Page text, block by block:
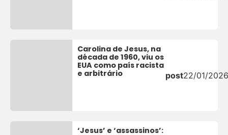
Carolina de Jesus, na
década de 1960, viu os
EUA como país racista
e arbitrário
post22/01/
‘Jesus’ e ‘assassinos’: